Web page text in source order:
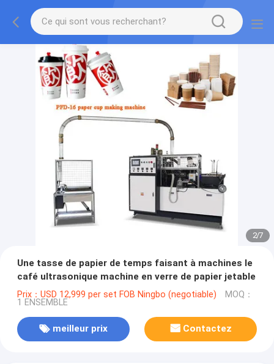
2/7
Une tasse de papier de temps faisant à machines le
café ultrasonique machine en verre de papier jetable
Prix：USD 12,999 per set FOB Ningbo (negotiable) MOQ：
1 ENSEMBLE
meilleur prix Contactez